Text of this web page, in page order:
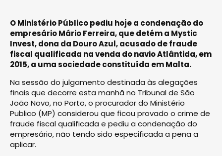
O Ministério Público pediu hoje a condenação do
empresário Mário Ferreira, que detém a Mystic
Invest, dona da Douro Azul, acusado de fraude
fiscal qualificada na venda do navio Atlântida, em
2015, a uma sociedade constituída em Malta.
Na sessão do julgamento destinada às alegações
finais que decorre esta manhã no Tribunal de São
João Novo, no Porto, o procurador do Ministério
Publico (MP) considerou que ficou provado o crime de
fraude fiscal qualificada e pediu a condenação do
empresário, não tendo sido especificada a pena a
aplicar.